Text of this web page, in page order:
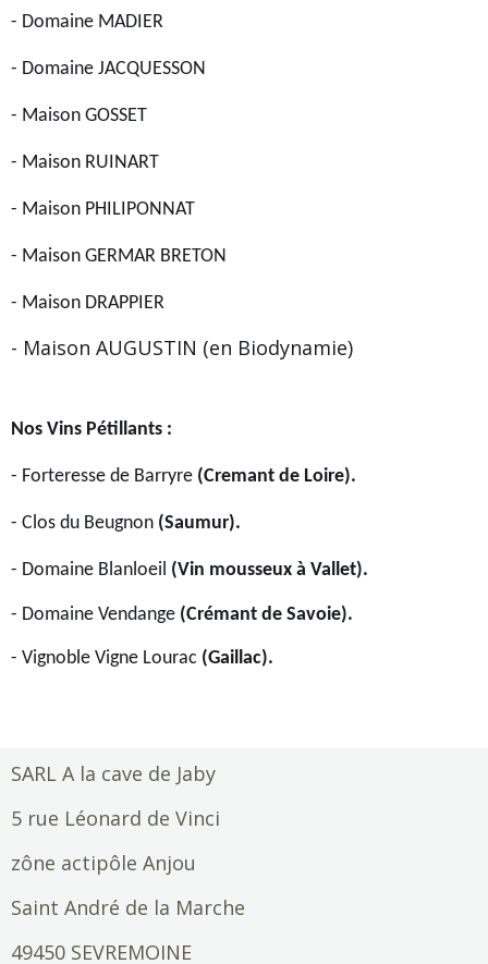
- Domaine MADIER
- Domaine JACQUESSON
- Maison GOSSET
- Maison RUINART
- Maison PHILIPONNAT
- Maison GERMAR BRETON
- Maison DRAPPIER
- Maison AUGUSTIN (en Biodynamie)
Nos Vins Pétillants :
- Forteresse de Barryre (Cremant de Loire).
- Clos du Beugnon (Saumur).
- Domaine Blanloeil (Vin mousseux à Vallet).
- Domaine Vendange (Crémant de Savoie).
- Vignoble Vigne Lourac (Gaillac).
SARL A la cave de Jaby
5 rue Léonard de Vinci
zône actipôle Anjou
Saint André de la Marche
49450 SEVREMOINE